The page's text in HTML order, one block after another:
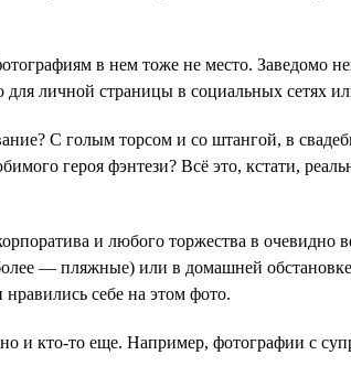
в нем тоже не место. Заведомо
личной страницы в социальных сетях
С голым торсом и со штангой, в
героя фэнтези? Всё это, кстати,
и любого торжества в очевидно
— пляжные) или в домашней
себе на этом фото.
и кто-то еще. Например, фотографии с